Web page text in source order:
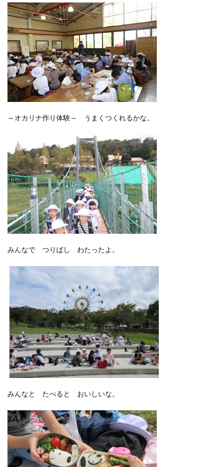
～オカリナ作り体験～ うまくつくれるかな。
みんなで つりばし わたったよ。
みんなと たべると おいしいな。